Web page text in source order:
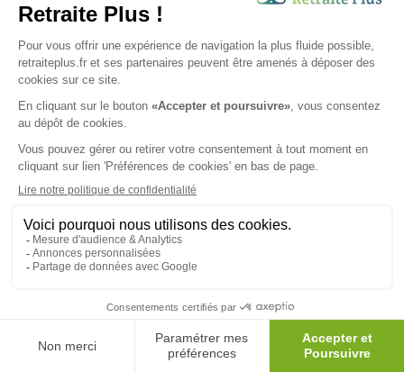
DROITS DES PERSONNES ÂGÉES
Qui paie l'EHPAD d'une personne sous tutelle ?
Posté le 01/07/2026
Vous avez besoin d’une aide de nos équipes ?
Obtenir les tarifs & disponibilités